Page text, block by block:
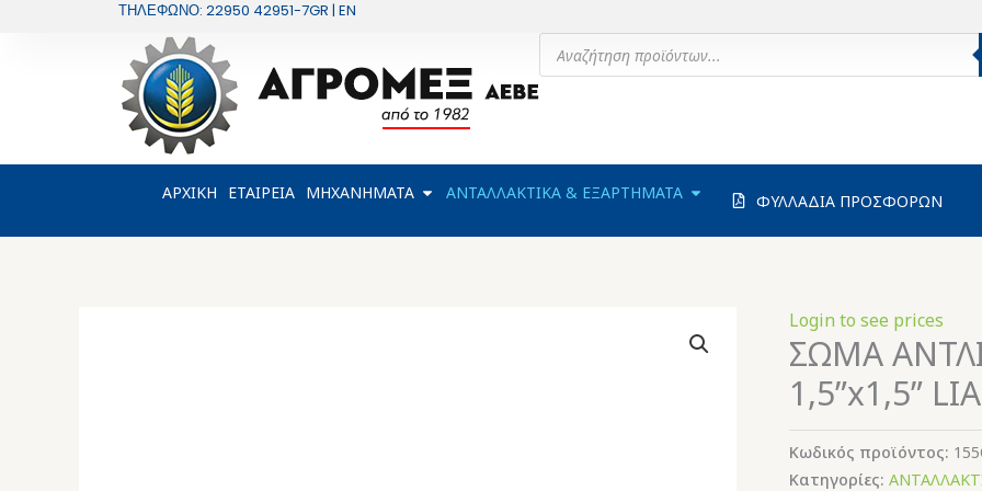
ΤΗΛΕΦΩΝΟ: 22950 42951-7GR | EN
Products
search
ΑΡΧΙΚΗ ΕΤΑΙΡΕΙΑ ΜΗΧΑΝΗΜΑΤΑ OPEN ΜΗΧΑΝΗΜΑΤΑ
ΑΝΤΑΛΛΑΚΤΙΚΑ & ΕΞΑΡΤΗΜΑΤΑ OPEN ΑΝΤΑΛΛΑΚΤΙΚΑ & ΕΞΑΡΤΗΜΑΤΑ
ΦΥΛΛΑΔΙΑ ΠΡΟΣΦΟΡΩΝ
Login to see prices
ΣΩΜΑ
1,5”x1,5”
Κωδικός προϊόντος:
Κατηγορίες: